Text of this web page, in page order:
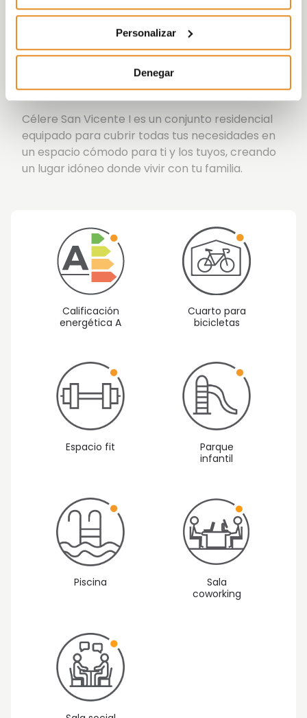
Personalizar
Denegar
En Vía Célere apostamos por innovar e
implantar sistemas cada vez más eficientes,
consiguiendo edificios sostenibles y
comprometidos con el medio ambiente, la
promoción dispone decalificación energética
A.
Célere San Vicente I es un conjunto residencial
equipado para cubrir todas tus necesidades en
un espacio cómodo para ti y los tuyos, creando
un lugar idóneo donde vivir con tu familia.
Calificación
energética A
Cuarto para
bicicletas
Espacio fit
Parque
infantil
Piscina
Sala
coworking